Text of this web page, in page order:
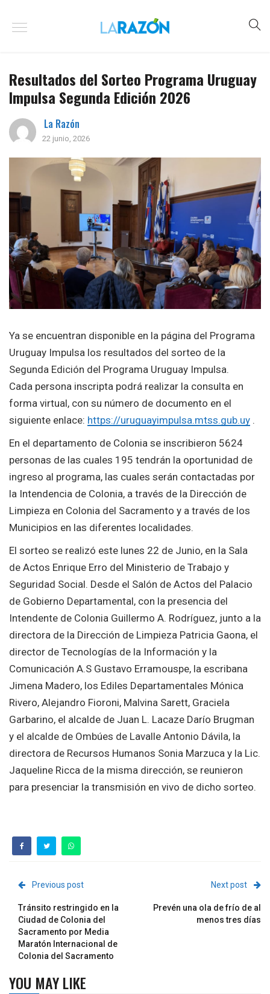
Resultados del Sorteo Programa Uruguay
Impulsa Segunda Edición 2026
La Razón
22 junio, 2026
Ya se encuentran disponible en la página del Programa
Uruguay Impulsa los resultados del sorteo de la
Segunda Edición del Programa Uruguay Impulsa.
Cada persona inscripta podrá realizar la consulta en
forma virtual, con su número de documento en el
siguiente enlace: https://uruguayimpulsa.mtss.gub.uy .
En el departamento de Colonia se inscribieron 5624
personas de las cuales 195 tendrán la oportunidad de
ingreso al programa, las cuales serán contactadas por
la Intendencia de Colonia, a través de la Dirección de
Limpieza en Colonia del Sacramento y a través de los
Municipios en las diferentes localidades.
El sorteo se realizó este lunes 22 de Junio, en la Sala
de Actos Enrique Erro del Ministerio de Trabajo y
Seguridad Social. Desde el Salón de Actos del Palacio
de Gobierno Departamental, con la presencia del
Intendente de Colonia Guillermo A. Rodríguez, junto a la
directora de la Dirección de Limpieza Patricia Gaona, el
director de Tecnologías de la Información y la
Comunicación A.S Gustavo Erramouspe, la escribana
Jimena Madero, los Ediles Departamentales Mónica
Rivero, Alejandro Fioroni, Malvina Sarett, Graciela
Garbarino, el alcalde de Juan L. Lacaze Darío Brugman
y el alcalde de Ombúes de Lavalle Antonio Dávila, la
directora de Recursos Humanos Sonia Marzuca y la Lic.
Jaqueline Ricca de la misma dirección, se reunieron
para presenciar la transmisión en vivo de dicho sorteo.
Previous post
Tránsito restringido en la
Ciudad de Colonia del
Sacramento por Media
Maratón Internacional de
Colonia del Sacramento
Next post
Prevén una ola de frío de al
menos tres días
YOU MAY LIKE